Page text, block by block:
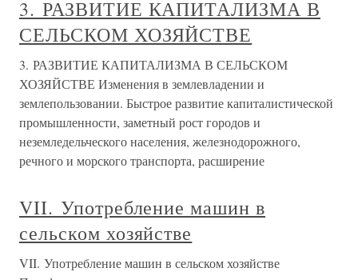
3. РАЗВИТИЕ КАПИТАЛИЗМА В
СЕЛЬСКОМ ХОЗЯЙСТВЕ
3. РАЗВИТИЕ КАПИТАЛИЗМА В СЕЛЬСКОМ
ХОЗЯЙСТВЕ Изменения в землевладении и
землепользовании. Быстрое развитие капиталистической
промышленности, заметный рост городов и
неземледельческого населения, железнодорожного,
речного и морского транспорта, расширение
VII. Употребление машин в
сельском хозяйстве
VII. Употребление машин в сельском хозяйстве